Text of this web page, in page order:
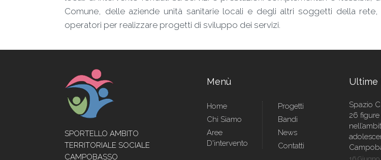
Comune, delle aziende unità sanitarie locali e degli altri soggetti della
operatori per realizzare progetti di sviluppo dei servizi.
SPORTELLO AMBITO
TERRITORIALE SOCIALE
CAMPOBASSO
Menù
Home
Chi Siamo
Aree
D'intervento
Progetti
Bandi
News
Contatti
Ultime
Spazio
26